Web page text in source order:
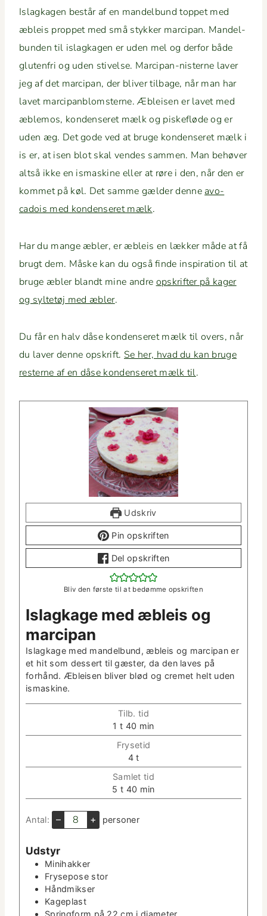
Islagk­a­gen består af en man­del­bund top­pet med
æbleis prop­pet med små stykker mar­ci­pan. Man­del­
bun­den til islagk­a­gen er uden mel og der­for både
gluten­fri og uden stivelse. Mar­ci­pan-nis­terne laver
jeg af det mar­ci­pan, der bliv­er tilbage, når man har
lavet mar­ci­pan­blom­sterne. Æbleisen er lavet med
æble­mos, kon­denseret mælk og piske­fløde og er
uden æg. Det gode ved at bruge kon­denseret mælk i
is er, at isen blot skal vendes sam­men. Man behøver
alt­så ikke en ismask­ine eller at røre i den, når den er
kom­met på køl. Det samme gælder denne avo­
cadois med kon­denseret mælk.
Har du mange æbler, er æbleis en lækker måde at få
brugt dem. Måske kan du også finde inspi­ra­tion til at
bruge æbler blandt mine andre opskrifter på kager
og syl­tetøj med æbler.
Du får en halv dåse kon­denseret mælk til overs, når
du laver denne opskrift. Se her, hvad du kan bruge
resterne af en dåse kon­denseret mælk til.
Udskriv
Pin opskriften
Del opskriften
Bliv den første til at bedømme opskriften
Islagk­age med æbleis og
marcipan
Islagk­age med man­del­bund, æbleis og mar­ci­pan er
et hit som dessert til gæster, da den laves på
forhånd. Æbleisen bliv­er blød og cremet helt uden
ismaskine.
Tilb. tid
1 t
i
m
t 40 m
i
n
­
u
t
­
e
min
Fry­setid
4t
i
m
e
t
Sam­let tid
5 t
i
e
t 40 m
i
­
min
Antal: – + per­son­er
Udstyr
Mini­hakker
Fry­se­pose stor
Hånd­mikser
Kage­plast
Spring­form på 22 cm i diameter